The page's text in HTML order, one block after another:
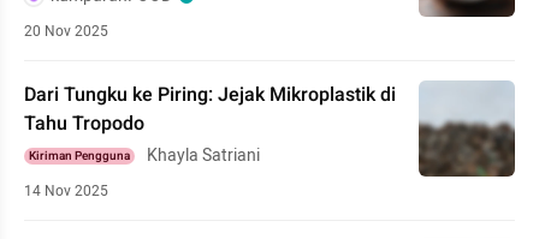
20 Nov 2025
Dari Tungku ke Piring: Jejak Mikroplastik di
Tahu Tropodo
Kiriman Pengguna Khayla Satriani
14 Nov 2025